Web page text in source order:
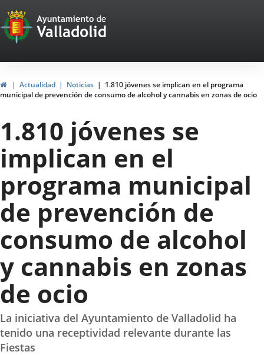
Portal
Web
del
Ayuntamiento
de
Valladolid
InicioActualidad Noticias
1.810 jóvenes se implican en el programa
municipal de prevención de consumo de alcohol y cannabis en zonas de ocio
1.810 jóvenes se
implican en el
programa municipal
de prevención de
consumo de alcohol
y cannabis en zonas
de ocio
La iniciativa del Ayuntamiento de Valladolid ha
tenido una receptividad relevante durante las
Fiestas